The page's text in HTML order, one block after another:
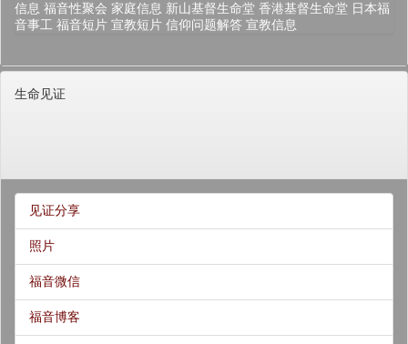
信息 福音性聚会 家庭信息 新山基督生命堂 香港基督生命堂 日本福
音事工 福音短片 宣教短片 信仰问题解答 宣教信息
生命见证
见证分享
照片
福音微信
福音博客